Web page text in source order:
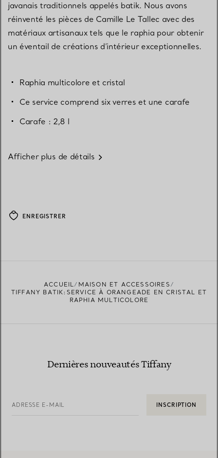
javanais traditionnels appelés batik. Nous avons
réinventé les pièces de Camille Le Tallec avec des
matériaux artisanaux tels que le raphia pour obtenir
un éventail de créations d’intérieur exceptionnelles.
Raphia multicolore et cristal
Ce service comprend six verres et une carafe
Carafe : 2,8 l
Afficher plus de détails
ENREGISTRER
ACCUEIL
MAISON ET ACCESSOIRES
TIFFANY BATIK:SERVICE À ORANGEADE EN CRISTAL ET
RAPHIA MULTICOLORE
Dernières nouveautés Tiffany
ADRESSE E-MAIL INSCRIPTION